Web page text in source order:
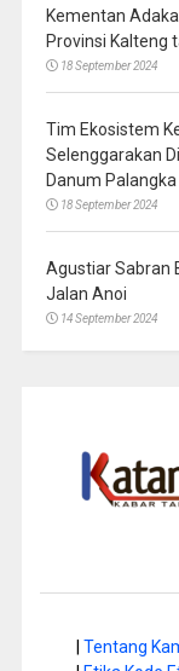
Kementan
Provinsi Kalteng
18 September 2024
Tim Ekosistem
Selenggarakan
Danum Palangka
18 September 2024
Agustiar Sabran
Jalan Anoi
14 September 2024
| Tentang